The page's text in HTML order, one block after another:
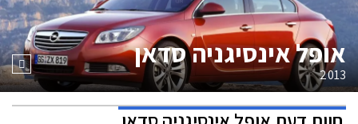
אופל אינסיגניה סדאן
2013